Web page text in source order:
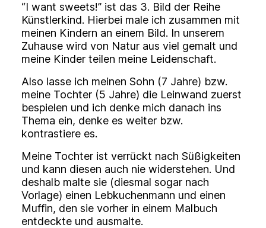
“I want sweets!” ist das 3. Bild der Reihe
Künstlerkind. Hierbei male ich zusammen mit
meinen Kindern an einem Bild. In unserem
Zuhause wird von Natur aus viel gemalt und
meine Kinder teilen meine Leidenschaft.
Also lasse ich meinen Sohn (7 Jahre) bzw.
meine Tochter (5 Jahre) die Leinwand zuerst
bespielen und ich denke mich danach ins
Thema ein, denke es weiter bzw.
kontrastiere es.
Meine Tochter ist verrückt nach Süßigkeiten
und kann diesen auch nie widerstehen. Und
deshalb malte sie (diesmal sogar nach
Vorlage) einen Lebkuchenmann und einen
Muffin, den sie vorher in einem Malbuch
entdeckte und ausmalte.